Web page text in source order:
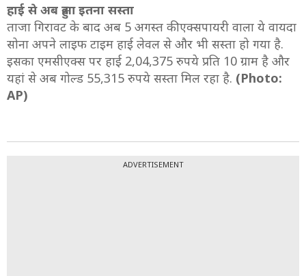
हाई से अब हुआ इतना सस्ता
ताजा गिरावट के बाद अब 5 अगस्त की एक्सपायरी वाला ये वायदा
सोना अपने लाइफ टाइम हाई लेवल से और भी सस्ता हो गया है.
इसका एमसीएक्स पर हाई 2,04,375 रुपये प्रति 10 ग्राम है और
यहां से अब गोल्ड 55,315 रुपये सस्ता मिल रहा है. (Photo:
AP)
ADVERTISEMENT